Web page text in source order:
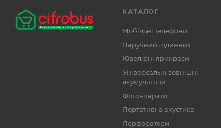
КАТАЛОГ
Мобільні телефони
Наручний годинник
Ювелірні прикраси
Універсальні зовнішні
акумулятори
Фотоапарати
Портативна акустика
Перфоратори